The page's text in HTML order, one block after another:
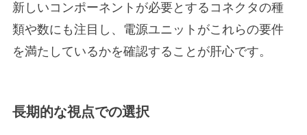
新しいコンポーネントが必要とするコネクタの種
類や数にも注目し、電源ユニットがこれらの要件
を満たしているかを確認することが肝心です。
長期的な視点での選択